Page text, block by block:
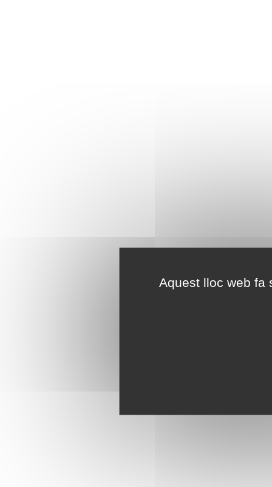
Aquest lloc web fa